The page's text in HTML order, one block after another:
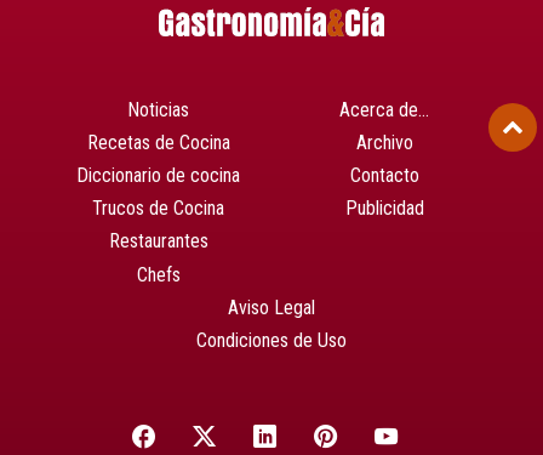
Noticias
Recetas de Cocina
Diccionario de cocina
Trucos de Cocina
Restaurantes
Chefs
Acerca de…
Archivo
Contacto
Publicidad
Aviso Legal
Condiciones de Uso